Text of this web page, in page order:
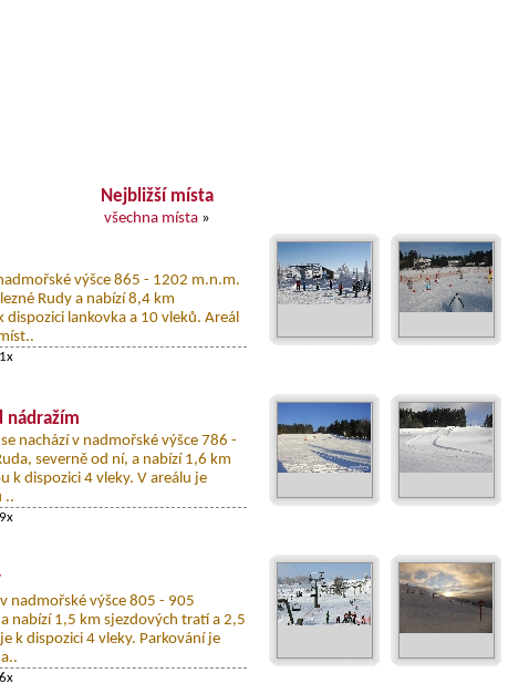
Nejbližší místa
všechna místa »
výšce 865 - 1202 m.n.m.
Rudy a nabízí 8,4 km
lankovka a 10 vleků. Areál
nádražím
nachází v nadmořské výšce 786 -
severně od ní, a nabízí 1,6 km
k dispozici 4 vleky. V areálu je
..
nadmořské výšce 805 - 905
nabízí 1,5 km sjezdových tratí a 2,5
k dispozici 4 vleky. Parkování je